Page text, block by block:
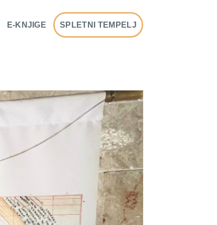
E-KNJIGE SPLETNI TEMPELJ